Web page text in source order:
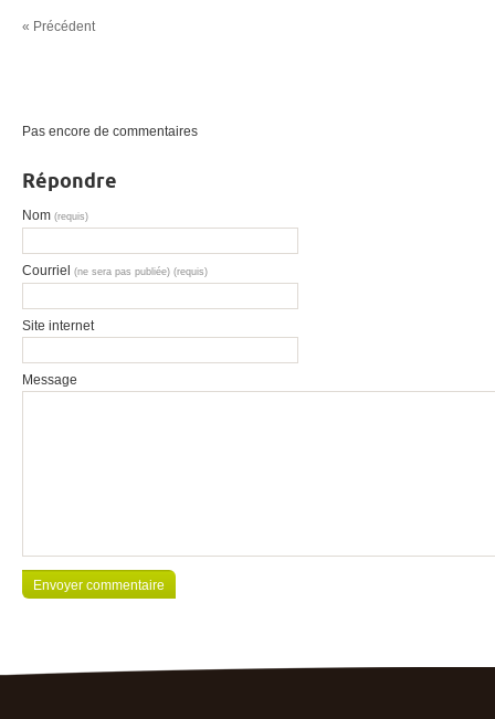
« Précédent
Pas encore de commentaires
Répondre
Nom (requis)
Courriel (ne sera pas publiée) (requis)
Site internet
Message